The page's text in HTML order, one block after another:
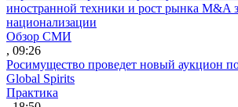
иностранной техники и рост рынка M&A
национализации
Обзор СМИ
, 09:26
Росимущество проведет новый аукцион
Global Spirits
Практика